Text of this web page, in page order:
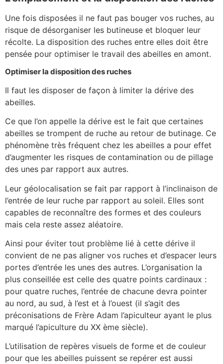
Une fois disposées il ne faut pas bouger vos ruches, au
risque de désorganiser les butineuse et bloquer leur
récolte. La disposition des ruches entre elles doit être
pensée pour optimiser le travail des abeilles en amont.
Optimiser la disposition des ruches
Il faut les disposer de façon à limiter la dérive des
abeilles.
Ce que l’on appelle la dérive est le fait que certaines
abeilles se trompent de ruche au retour de butinage. Ce
phénomène très fréquent chez les abeilles a pour effet
d’augmenter les risques de contamination ou de pillage
des unes par rapport aux autres.
Leur géolocalisation se fait par rapport à l’inclinaison de
l’entrée de leur ruche par rapport au soleil. Elles sont
capables de reconnaître des formes et des couleurs
mais cela reste assez aléatoire.
Ainsi pour éviter tout problème lié à cette dérive il
convient de ne pas aligner vos ruches et d’espacer leurs
portes d’entrée les unes des autres. L’organisation la
plus conseillée est celle des quatre points cardinaux :
pour quatre ruches, l’entrée de chacune devra pointer
au nord, au sud, à l’est et à l’ouest (il s’agit des
préconisations de Frère Adam l’apiculteur ayant le plus
marqué l’apiculture du XX ème siècle).
L’utilisation de repères visuels de forme et de couleur
pour que les abeilles puissent se repérer est aussi